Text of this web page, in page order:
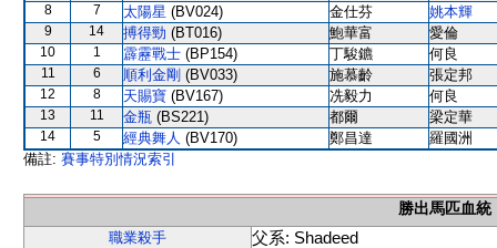
8 7 太陽星 (BV024) 金仕芬 姚本輝
9 14 搏得勁 (BT016) 鮑華富 愛倫
10 1 霹靂戰士 (BP154) 丁駿鑣 何良
11 6 順利金剛 (BV033) 施慕齡 張定邦
12 8 天賜寶 (BV167) 冼毅力 何良
13 11 金瓶 (BS221) 都爾 梁定華
14 5 經典舞人 (BV170) 鄭昌達
羅國洲
備註: 賽事特別情況索引
勝出馬匹血統
職業殺手
父系: Shadeed